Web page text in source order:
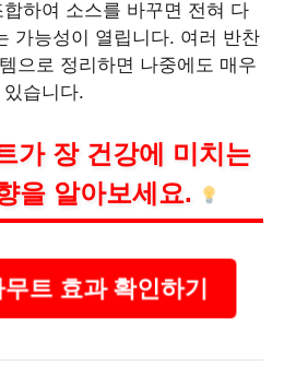
하여 소스를 바꾸면 전혀 다
가능성이 열립니다. 여러 반찬
으로 정리하면 나중에도 매우
습니다.
가 장 건강에 미치는
을 알아보세요.
트 효과 확인하기